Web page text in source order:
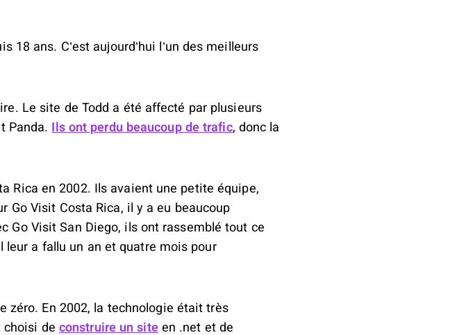
18 ans. C’est aujourd’hui l’un des meilleurs
Le site de Todd a été affecté par plusieurs
Panda. Ils ont perdu beaucoup de trafic, donc la
Rica en 2002. Ils avaient une petite équipe,
Go Visit Costa Rica, il y a eu beaucoup
Go Visit San Diego, ils ont rassemblé tout ce
leur a fallu un an et quatre mois pour
zéro. En 2002, la technologie était très
choisi de construire un siteen .net et de